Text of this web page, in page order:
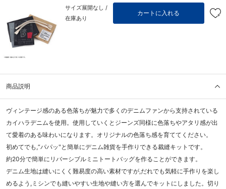
サイズ展開なし /
在庫あり
カートに入れる
商品説明
ヴィンテージ感のある色落ちが魅力で多くのデニムファンから支持されている
カイハラデニムを使用。使用していくとジーンズ同様に色落ちやアタリ感が出
て愛着のある味わいになります。オリジナルの色落ち感を育ててください。
初めてでも,“パパッ"と簡単にデニム雑貨を手作りできる裁縫キットです。
約20分で簡単にリバーシブルミニトートバッグを作ることができます。
デニム生地は縫いにくく難易度の高い素材ですが,だれでも気軽に手作りを楽し
めるよう,ミシンでも縫いやすい生地や縫い方を選んでキットにしました。切り